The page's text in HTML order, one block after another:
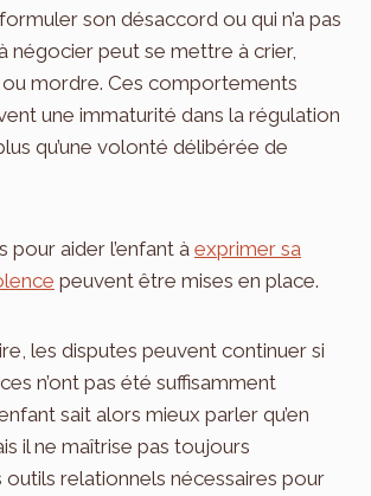
son désaccord ou qui n’a pas
négocier peut se mettre à crier,
mordre. Ces comportements
une immaturité dans la régulation
qu’une volonté délibérée de
pour aider l’enfant à exprimer sa
peuvent être mises en place.
les disputes peuvent continuer si
n’ont pas été suffisamment
sait alors mieux parler qu’en
il ne maîtrise pas toujours
outils relationnels nécessaires pour